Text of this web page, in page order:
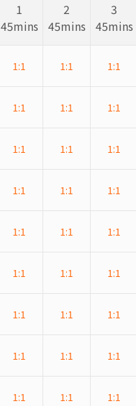
1
45mins
2
45mins
3
45mins
1:1 1:1 1:1
1:1 1:1 1:1
1:1 1:1 1:1
1:1 1:1 1:1
1:1 1:1 1:1
1:1 1:1 1:1
1:1 1:1 1:1
1:1 1:1 1:1
1:1 1:1 1:1